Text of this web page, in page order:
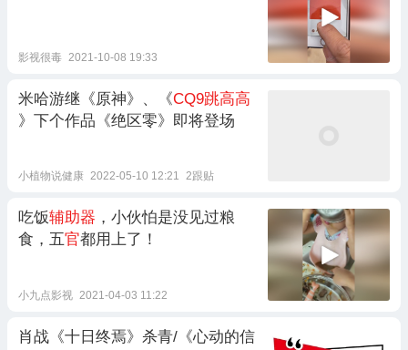
影视很毒 2021-10-08 19:33
米哈游继《原神》、《CQ9跳高高
》下个作品《绝区零》即将登场
小植物说健康 2022-05-10 12:21 2跟贴
吃饭辅助器 ，小伙怕是没见过粮
食，五官都用上了！
小九点影视 2021-04-03 11:22
肖战《十日终焉》杀青/《心动的信